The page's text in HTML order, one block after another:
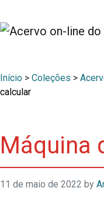
Início > Coleções >
calcular
Máquina
11 de maio de 2022 by